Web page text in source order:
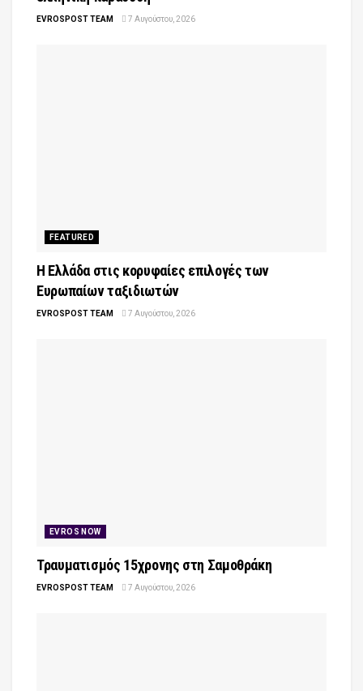
EVROSPOST TEAM 7 Αυγούστου, 2026
FEATURED
Η Ελλάδα στις κορυφαίες επιλογές των
Ευρωπαίων ταξιδιωτών
EVROSPOST TEAM 7 Αυγούστου, 2026
EVROS NOW
Τραυματισμός 15χρονης στη Σαμοθράκη
EVROSPOST TEAM 7 Αυγούστου, 2026